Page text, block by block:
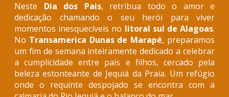
Neste Dia dos Pais, retribua todo o amor e
dedicação chamando o seu herói para viver
momentos inesquecíveis no litoral sul de Alagoas.
No Transamerica Dunas de Marapé, preparamos
um fim de semana inteiramente dedicado a celebrar
a cumplicidade entre pais e filhos, cercado pela
beleza estonteante de Jequiá da Praia. Um refúgio
onde o requinte despojado se encontra com a